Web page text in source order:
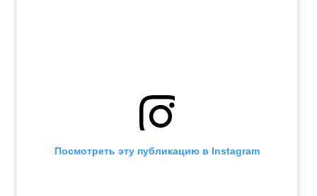
Посмотреть эту публикацию в Instagram